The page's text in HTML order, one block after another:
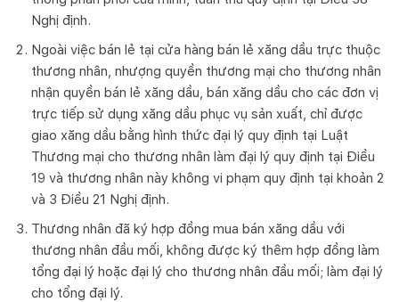
Nghị định.
Ngoài việc bán lẻ tại cửa hàng bán lẻ xăng dầu trực thuộc
thương nhân, nhượng quyền thương mại cho thương nhân
nhận quyền bán lẻ xăng dầu, bán xăng dầu cho các đơn vị
trực tiếp sử dụng xăng dầu phục vụ sản xuất, chỉ được
giao xăng dầu bằng hình thức đại lý quy định tại Luật
Thương mại cho thương nhân làm đại lý quy định tại Điều
19 và thương nhân này không vi phạm quy định tại khoản 2
và 3 Điều 21 Nghị định.
Thương nhân đã ký hợp đồng mua bán xăng dầu với
thương nhân đầu mối, không được ký thêm hợp đồng làm
tổng đại lý hoặc đại lý cho thương nhân đầu mối; làm đại lý
cho tổng đại lý.